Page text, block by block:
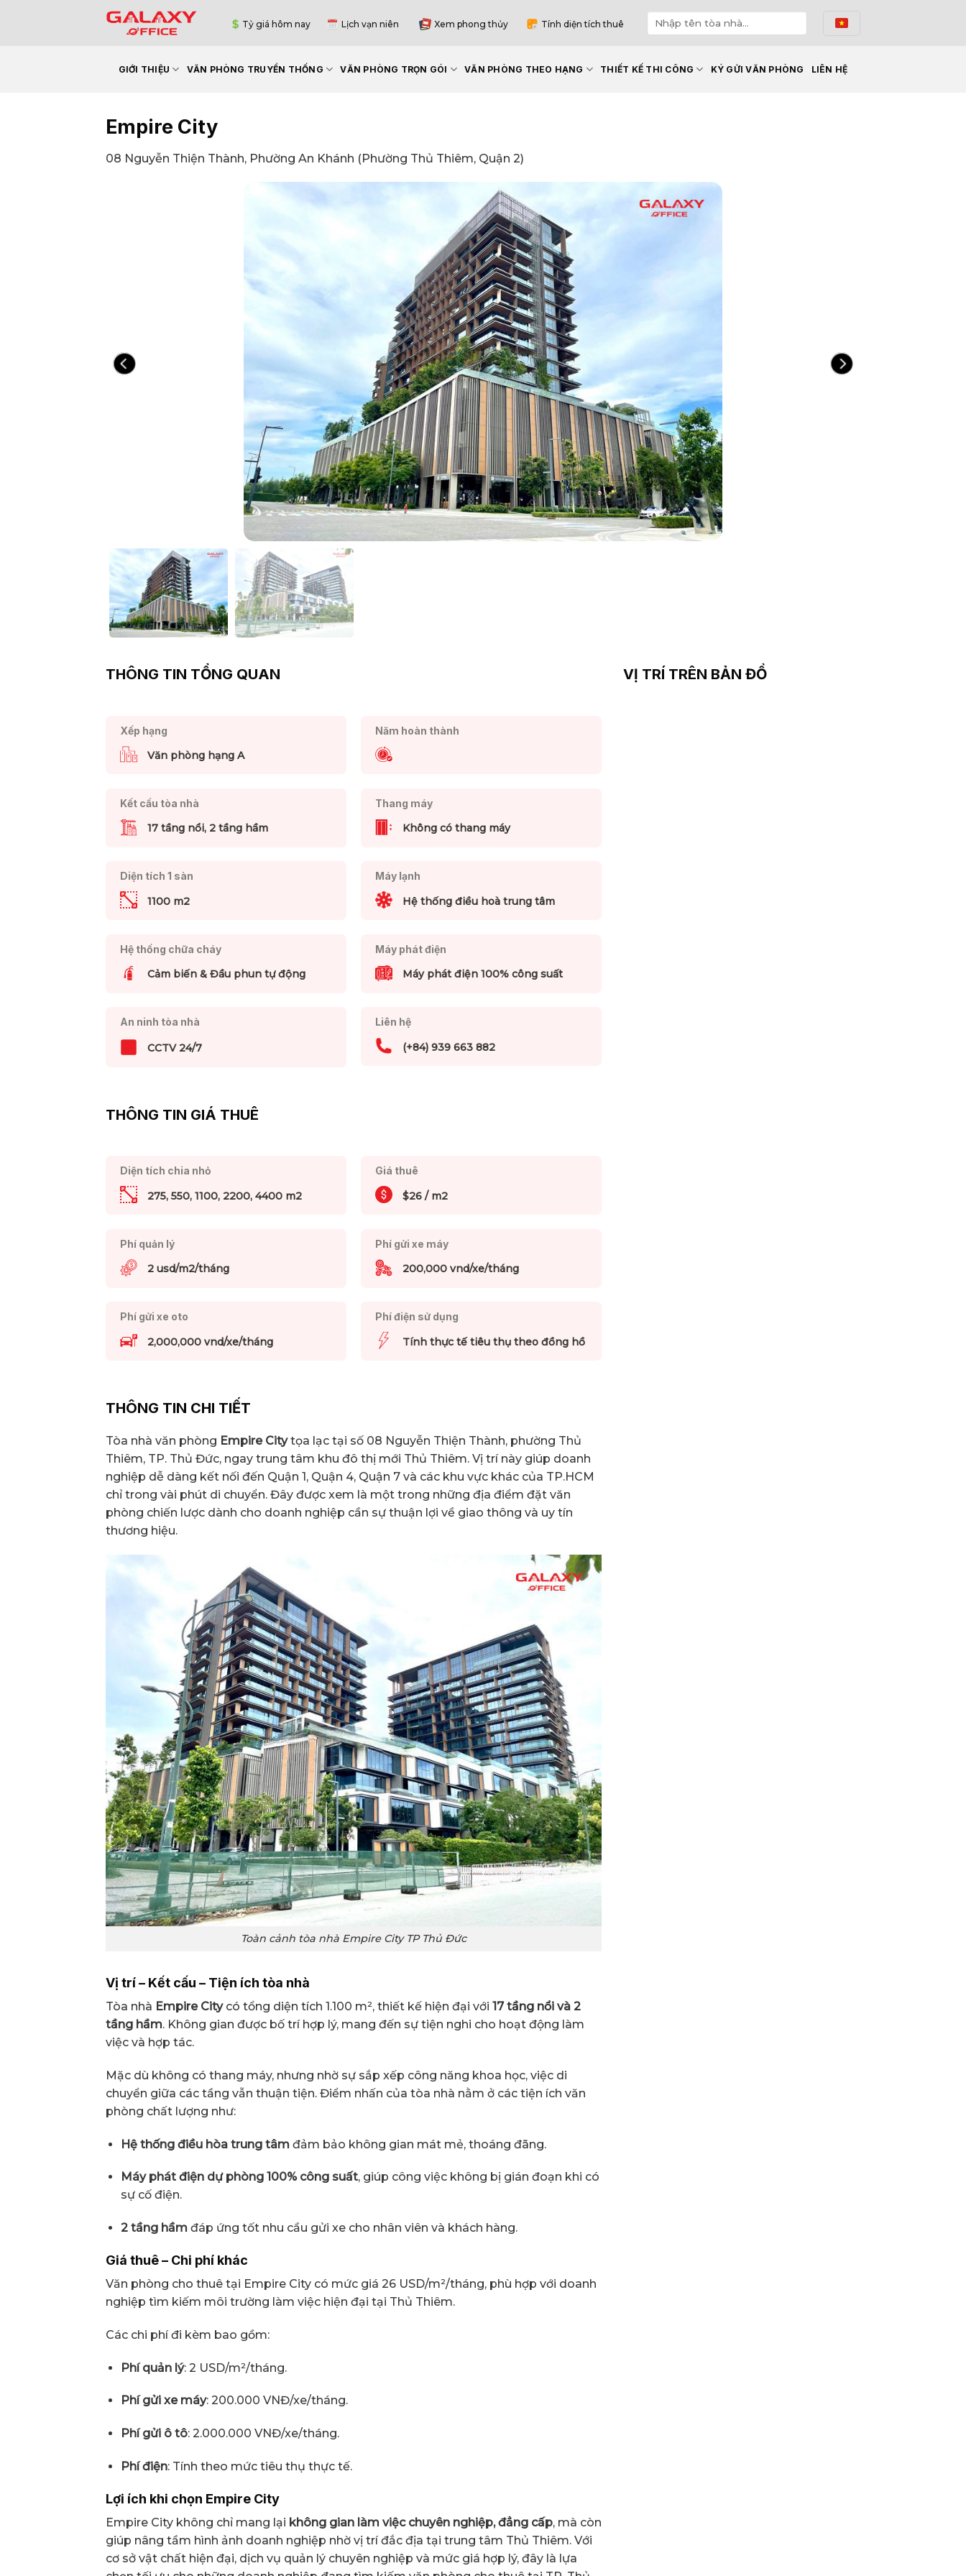
Tỷ giá hôm nay Lịch vạn niên Xem phong thủy Tính diện tích thuê
GIỚI THIỆU VĂN PHÒNG TRUYỀN THỐNG VĂN PHÒNG TRỌN GÓI VĂN PHÒNG THEO HẠNG THIẾT KẾ THI CÔNG KÝ GỬI VĂN PHÒNG LIÊN HỆ
Empire City
08 Nguyễn Thiện Thành, Phường An Khánh (Phường Thủ Thiêm, Quận 2)
THÔNG TIN TỔNG QUAN
Xếp hạng
Văn phòng hạng A
Năm hoàn thành
Kết cấu tòa nhà
17 tầng nổi, 2 tầng hầm
Thang máy
Không có thang máy
Diện tích 1 sàn
1100 m2
Máy lạnh
Hệ thống điều hoà trung tâm
Hệ thống chữa cháy
Cảm biến & Đầu phun tự động
Máy phát điện
Máy phát điện 100% công suất
An ninh tòa nhà
CCTV 24/7
Liên hệ
(+84) 939 663 882
THÔNG TIN GIÁ THUÊ
Diện tích chia nhỏ
275, 550, 1100, 2200, 4400 m2
Giá thuê
$26 / m2
Phí quản lý
2 usd/m2/tháng
Phí gửi xe máy
200,000 vnd/xe/tháng
Phí gửi xe oto
2,000,000 vnd/xe/tháng
Phí điện sử dụng
Tính thực tế tiêu thụ theo đồng hồ
THÔNG TIN CHI TIẾT
Tòa nhà văn phòng Empire Citytọa lạc tại số 08 Nguyễn Thiện Thành, phường Thủ
Thiêm, TP. Thủ Đức, ngay trung tâm khu đô thị mới Thủ Thiêm. Vị trí này giúp doanh
nghiệp dễ dàng kết nối đến Quận 1, Quận 4, Quận 7 và các khu vực khác của TP.HCM
chỉ trong vài phút di chuyển. Đây được xem là một trong những địa điểm đặt văn
phòng chiến lược dành cho doanh nghiệp cần sự thuận lợi về giao thông và uy tín
thương hiệu.
Toàn cảnh tòa nhà Empire City TP Thủ Đức
Vị trí – Kết cấu – Tiện ích tòa nhà
Tòa nhà Empire Citycó tổng diện tích 1.100 m², thiết kế hiện đại với 17 tầng nổi và 2
tầng hầm. Không gian được bố trí hợp lý, mang đến sự tiện nghi cho hoạt động làm
việc và hợp tác.
Mặc dù không có thang máy, nhưng nhờ sự sắp xếp công năng khoa học, việc di
chuyển giữa các tầng vẫn thuận tiện. Điểm nhấn của tòa nhà nằm ở các tiện ích văn
phòng chất lượng như:
Hệ thống điều hòa trung tâm đảm bảo không gian mát mẻ, thoáng đãng.
Máy phát điện dự phòng 100% công suất, giúp công việc không bị gián đoạn khi có
sự cố điện.
2 tầng hầm đáp ứng tốt nhu cầu gửi xe cho nhân viên và khách hàng.
Giá thuê – Chi phí khác
Văn phòng cho thuê tại Empire City có mức giá 26 USD/m²/tháng, phù hợp với doanh
nghiệp tìm kiếm môi trường làm việc hiện đại tại Thủ Thiêm.
Các chi phí đi kèm bao gồm:
Phí quản lý: 2 USD/m²/tháng.
Phí gửi xe máy: 200.000 VNĐ/xe/tháng.
Phí gửi ô tô: 2.000.000 VNĐ/xe/tháng.
Phí điện: Tính theo mức tiêu thụ thực tế.
Lợi ích khi chọn Empire City
Empire City không chỉ mang lại không gian làm việc chuyên nghiệp, đẳng cấp, mà còn
giúp nâng tầm hình ảnh doanh nghiệp nhờ vị trí đắc địa tại trung tâm Thủ Thiêm. Với
cơ sở vật chất hiện đại, dịch vụ quản lý chuyên nghiệp và mức giá hợp lý, đây là lựa
VỊ TRÍ TRÊN BẢN ĐỒ